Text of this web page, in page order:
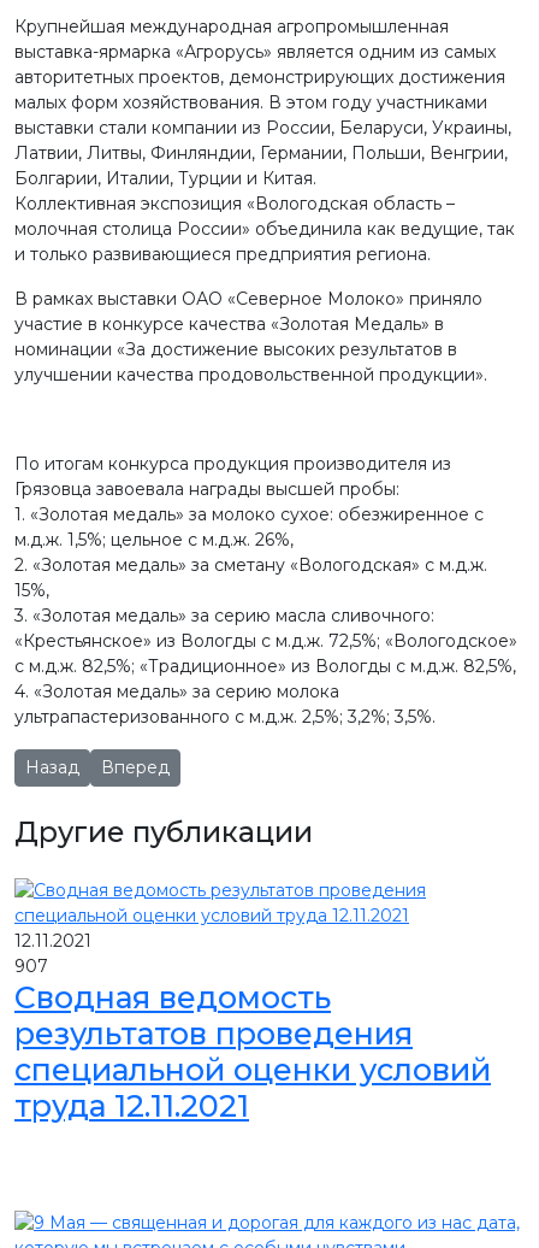
Крупнейшая международная агропромышленная
выставка-ярмарка «Агрорусь» является одним из самых
авторитетных проектов, демонстрирующих достижения
малых форм хозяйствования. В этом году участниками
выставки стали компании из России, Беларуси, Украины,
Латвии, Литвы, Финляндии, Германии, Польши, Венгрии,
Болгарии, Италии, Турции и Китая.
Коллективная экспозиция «Вологодская область –
молочная столица России» объединила как ведущие, так
и только развивающиеся предприятия региона.
В рамках выставки ОАО «Северное Молоко» приняло
участие в конкурсе качества «Золотая Медаль» в
номинации «За достижение высоких результатов в
улучшении качества продовольственной продукции».
По итогам конкурса продукция производителя из
Грязовца завоевала награды высшей пробы:
1. «Золотая медаль» за молоко сухое: обезжиренное с
м.д.ж. 1,5%; цельное с м.д.ж. 26%,
2. «Золотая медаль» за сметану «Вологодская» с м.д.ж.
15%,
3. «Золотая медаль» за серию масла сливочного:
«Крестьянское» из Вологды с м.д.ж. 72,5%; «Вологодское»
с м.д.ж. 82,5%; «Традиционное» из Вологды с м.д.ж. 82,5%,
4. «Золотая медаль» за серию молока
ультрапастеризованного с м.д.ж. 2,5%; 3,2%; 3,5%.
Предыдущий: Первая в России линия по производству
Назад Следующий: "СЕВЕРНОЕ МОЛОКО" НЕ
Вперед
Другие публикации
12.11.2021
907
Сводная ведомость
результатов проведения
специальной оценки условий
труда 12.11.2021